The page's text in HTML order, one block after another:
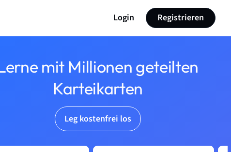
Login Registrieren
mit Millionen geteilten
Karteikarten
Leg kostenfrei los